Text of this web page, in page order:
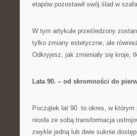
etapów pozostawił swój ślad w
W tym artykule prześledzony
tylko zmiany estetyczne, ale
Odkryjesz, jak zmieniały się kroje,
Lata 90. – od skromności do
Początek lat 90. to okres, w którym
niosła ze sobą transformacja
zwykle jedną lub dwie suknie